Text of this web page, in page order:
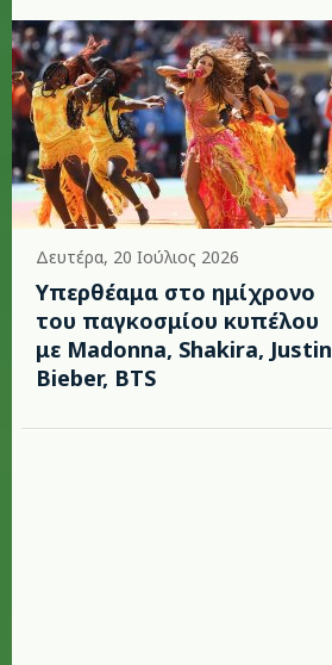
Δευτέρα, 20 Ιούλιος 2026
Υπερθέαμα στο ημίχρονο
του παγκοσμίου κυπέλου
με Madonna, Shakira, Justin
Bieber, BTS